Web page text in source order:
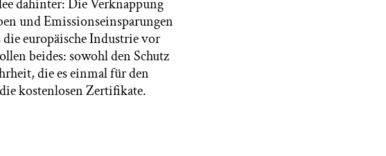
dahinter: Die Verknappung
und Emissionseinsparungen
europäische Industrie vor
beides: sowohl den Schutz
die es einmal für den
kostenlosen Zertifikate.